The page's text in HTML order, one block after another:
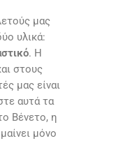
μας
υλικά:
. Η
στους
μας είναι
αυτά τα
Βένετο, η
μόνο